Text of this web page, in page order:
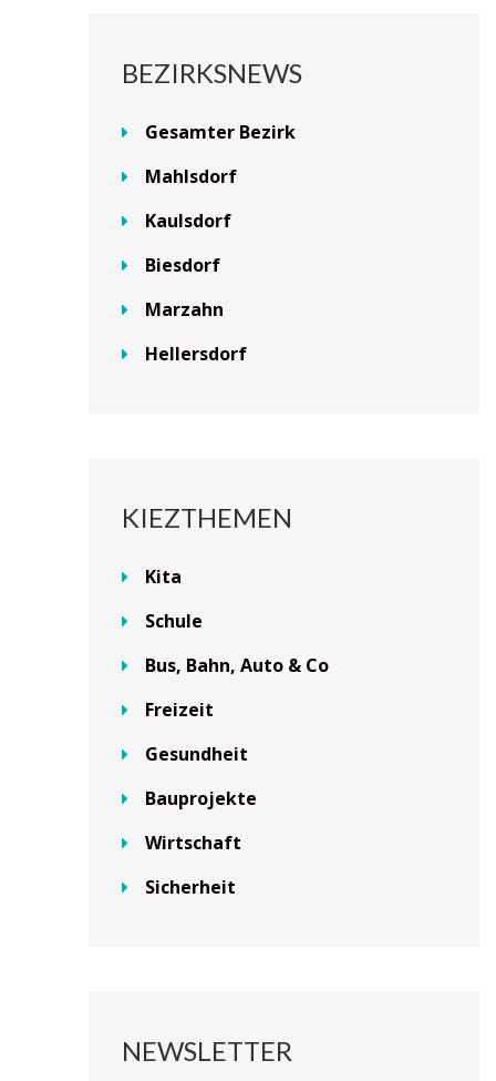
BEZIRKSNEWS
Gesamter Bezirk
Mahlsdorf
Kaulsdorf
Biesdorf
Marzahn
Hellersdorf
KIEZTHEMEN
Kita
Schule
Bus, Bahn, Auto & Co
Freizeit
Gesundheit
Bauprojekte
Wirtschaft
Sicherheit
NEWSLETTER